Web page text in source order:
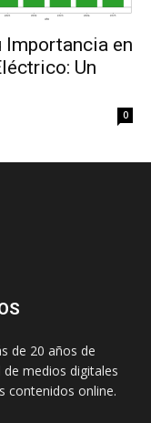
Importancia en
Un
0
de 20 años de
medios digitales
contenidos online.